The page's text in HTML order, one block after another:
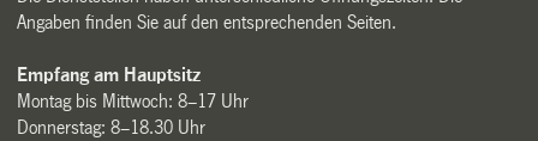
Angaben finden Sie auf den entsprechenden Seiten.
Empfang am Hauptsitz
Montag bis Mittwoch: 8–17 Uhr
Donnerstag: 8–18.30 Uhr